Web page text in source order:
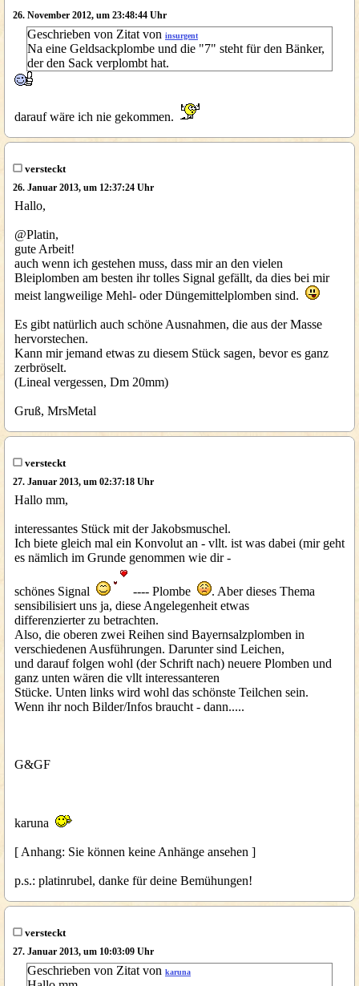
26. November 2012, um 23:48:44 Uhr
Geschrieben von Zitat von insurgent
Na eine Geldsackplombe und die "7" steht für den Bänker,
der den Sack verplombt hat.
darauf wäre ich nie gekommen.
versteckt
26. Januar 2013, um 12:37:24 Uhr
Hallo,
@Platin,
gute Arbeit!
auch wenn ich gestehen muss, dass mir an den vielen
Bleiplomben am besten ihr tolles Signal gefällt, da dies bei mir
meist langweilige Mehl- oder Düngemittelplomben sind.
Es gibt natürlich auch schöne Ausnahmen, die aus der Masse
hervorstechen.
Kann mir jemand etwas zu diesem Stück sagen, bevor es ganz
zerbröselt.
(Lineal vergessen, Dm 20mm)
Gruß, MrsMetal
versteckt
27. Januar 2013, um 02:37:18 Uhr
Hallo mm,
interessantes Stück mit der Jakobsmuschel.
Ich biete gleich mal ein Konvolut an - vllt. ist was dabei (mir geht
es nämlich im Grunde genommen wie dir -
schönes Signal ---- Plombe
. Aber dieses Thema
sensibilisiert uns ja, diese Angelegenheit etwas
differenzierter zu betrachten.
Also, die oberen zwei Reihen sind Bayernsalzplomben in
verschiedenen Ausführungen. Darunter sind Leichen,
und darauf folgen wohl (der Schrift nach) neuere Plomben und
ganz unten wären die vllt interessanteren
Stücke. Unten links wird wohl das schönste Teilchen sein.
Wenn ihr noch Bilder/Infos braucht - dann.....
G&GF
karuna
[ Anhang: Sie können keine Anhänge ansehen ]
p.s.: platinrubel, danke für deine Bemühungen!
versteckt
27. Januar 2013, um 10:03:09 Uhr
Geschrieben von Zitat von karuna